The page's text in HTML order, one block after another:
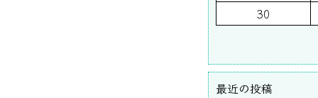
30
最近の投稿